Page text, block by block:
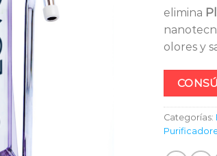
3.00
de 5
en
base a
de un
cliente
elimina
olores y
Categorías: